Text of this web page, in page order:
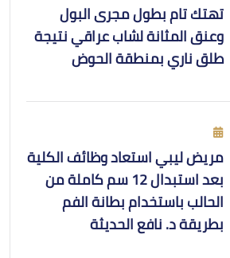
تهتك تام بطول مجرى البول
وعنق المثانة لشاب عراقي نتيجة
طلق ناري بمنطقة الحوض
مريض ليبي استعاد وظائف الكلية
بعد استبدال 12 سم كاملة من
الحالب باستخدام بطانة الفم
بطريقة د. نافع الحديثة